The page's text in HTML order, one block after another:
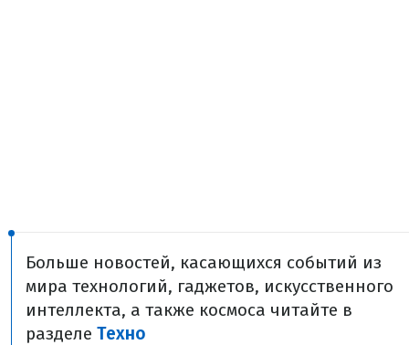
Больше новостей, касающихся событий из
мира технологий, гаджетов, искусственного
интеллекта, а также космоса читайте в
разделе Техно